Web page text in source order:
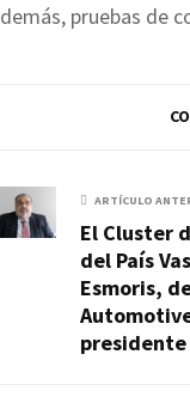
pruebas de
ARTÍCULO
El Cluster
del País
Esmoris,
presidente